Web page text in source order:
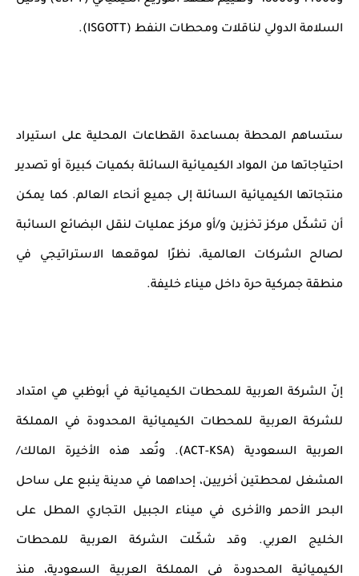
السلامة الدولي لناقلات ومحطات النفط ( ISGOTT
).
ستساهم المحطة بمساعدة القطاعات المحلية على استيراد
احتياجاتها من المواد الكيميائية السائلة بكميات كبيرة أو تصدير
منتجاتها الكيميائية السائلة إلى جميع أنحاء العالم. كما يمكن
أن تشكّل مركز تخزين و/أو مركز عمليات لنقل البضائع السائبة
لصالح الشركات العالمية، نظرًا لموقعها الاستراتيجي في
منطقة جمركية حرة داخل ميناء خليفة.
إنّ الشركة العربية للمحطات الكيميائية في أبوظبي هي امتداد
للشركة العربية للمحطات الكيميائية المحدودة في المملكة
العربية السعودية (ACT-KSA). وتُعد هذه الأخيرة المالك/
المشغل لمحطتين أخريين، إحداهما في مدينة ينبع على ساحل
البحر الأحمر والأخرى في ميناء الجبيل التجاري المطل على
الخليج العربي. وقد شكّلت الشركة العربية للمحطات
الكيميائية المحدودة في المملكة العربية السعودية، منذ